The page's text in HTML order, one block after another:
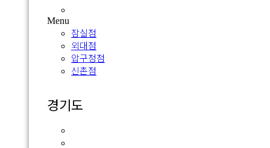
Menu
잠실점
외대점
압구정점
신촌점
경기도